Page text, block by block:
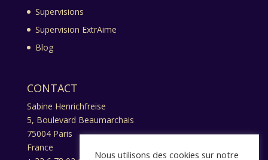
Supervisions
Supervision ExtrAime
Blog
CONTACT
Sabine Henrichfreise
5, Boulevard Beaumarchais
75004 Paris
France
Nous utilisons des cookies sur notre